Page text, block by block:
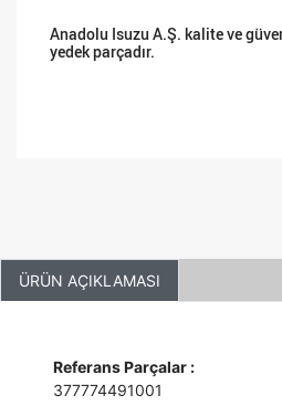
Anadolu Isuzu A.Ş. kalite ve
yedek parçadır.
ÜRÜN AÇIKLAMASI
Referans Parçalar :
377774491001